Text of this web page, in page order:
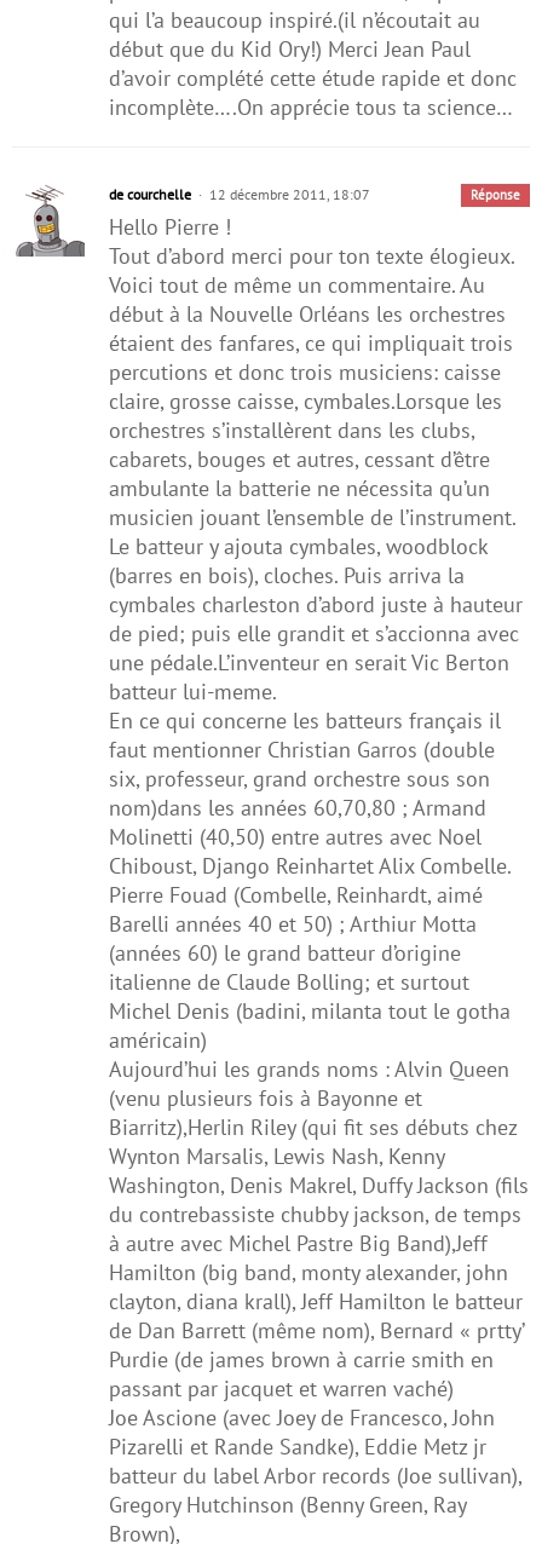
qui l’a beaucoup inspiré.(il n’écoutait au
début que du Kid Ory!) Merci Jean Paul
d’avoir complété cette étude rapide et donc
incomplète….On apprécie tous ta science…
de courchelle 12 décembre 2011, 18:07 Réponse
Hello Pierre !
Tout d’abord merci pour ton texte élogieux.
Voici tout de même un commentaire. Au
début à la Nouvelle Orléans les orchestres
étaient des fanfares, ce qui impliquait trois
percutions et donc trois musiciens: caisse
claire, grosse caisse, cymbales.Lorsque les
orchestres s’installèrent dans les clubs,
cabarets, bouges et autres, cessant d’être
ambulante la batterie ne nécessita qu’un
musicien jouant l’ensemble de l’instrument.
Le batteur y ajouta cymbales, woodblock
(barres en bois), cloches. Puis arriva la
cymbales charleston d’abord juste à hauteur
de pied; puis elle grandit et s’accionna avec
une pédale.L’inventeur en serait Vic Berton
batteur lui-meme.
En ce qui concerne les batteurs français il
faut mentionner Christian Garros (double
six, professeur, grand orchestre sous son
nom)dans les années 60,70,80 ; Armand
Molinetti (40,50) entre autres avec Noel
Chiboust, Django Reinhartet Alix Combelle.
Pierre Fouad (Combelle, Reinhardt, aimé
Barelli années 40 et 50) ; Arthiur Motta
(années 60) le grand batteur d’origine
italienne de Claude Bolling; et surtout
Michel Denis (badini, milanta tout le gotha
américain)
Aujourd’hui les grands noms : Alvin Queen
(venu plusieurs fois à Bayonne et
Biarritz),Herlin Riley (qui fit ses débuts chez
Wynton Marsalis, Lewis Nash, Kenny
Washington, Denis Makrel, Duffy Jackson (fils
du contrebassiste chubby jackson, de temps
à autre avec Michel Pastre Big Band),Jeff
Hamilton (big band, monty alexander, john
clayton, diana krall), Jeff Hamilton le batteur
de Dan Barrett (même nom), Bernard « prtty’
Purdie (de james brown à carrie smith en
passant par jacquet et warren vaché)
Joe Ascione (avec Joey de Francesco, John
Pizarelli et Rande Sandke), Eddie Metz jr
batteur du label Arbor records (Joe sullivan),
Gregory Hutchinson (Benny Green, Ray
Brown),